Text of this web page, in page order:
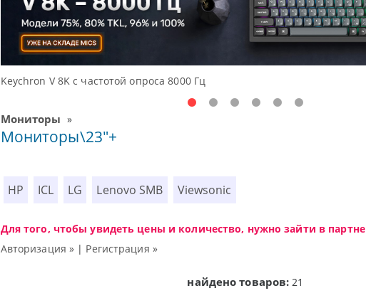
Доступные решения начального уровня, новые
Мониторы »
Мониторы\23"+
HP ICL LG Lenovo SMB Viewsonic
Для того, чтобы увидеть цены и количество, нужно зайти в
Авторизация » | Регистрация »
найдено товаров: 21